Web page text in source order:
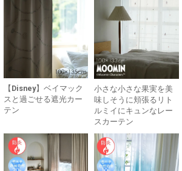
【Disney】ベイマック
スと過ごせる遮光カー
テン
小さな小さな果実を美
味しそうに頬張るリト
ルミイにキュンなレー
スカーテン